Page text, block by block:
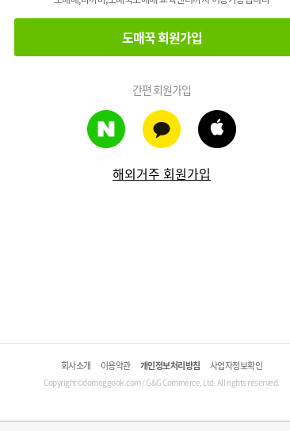
도매꾹 회원가입
간편 회원가입
해외거주 회원가입
회사소개 이용약관 개인정보처리방침 사업자정보확인
Copyright©domeggook.com / G&G Commerce, Ltd. All rights reserved.